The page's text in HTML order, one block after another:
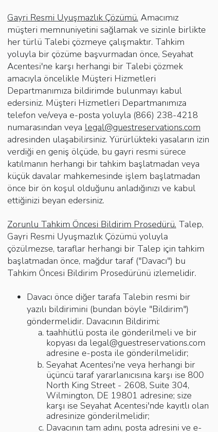
Gayri Resmi Uyuşmazlık Çözümü. Amacımız
müşteri memnuniyetini sağlamak ve sizinle birlikte
her türlü Talebi çözmeye çalışmaktır. Tahkim
yoluyla bir çözüme başvurmadan önce, Seyahat
Acentesi'ne karşı herhangi bir Talebi çözmek
amacıyla öncelikle Müşteri Hizmetleri
Departmanımıza bildirimde bulunmayı kabul
edersiniz. Müşteri Hizmetleri Departmanımıza
telefon ve/veya e-posta yoluyla (866) 238-4218
numarasından veya legal@guestreservations.com
adresinden ulaşabilirsiniz. Yürürlükteki yasaların izin
verdiği en geniş ölçüde, bu gayri resmi sürece
katılmanın herhangi bir tahkim başlatmadan veya
küçük davalar mahkemesinde işlem başlatmadan
önce bir ön koşul olduğunu anladığınızı ve kabul
ettiğinizi beyan edersiniz.
Zorunlu Tahkim Öncesi Bildirim Prosedürü. Talep,
Gayri Resmi Uyuşmazlık Çözümü yoluyla
çözülmezse, taraflar herhangi bir Talep için tahkim
başlatmadan önce, mağdur taraf ("Davacı") bu
Tahkim Öncesi Bildirim Prosedürünü izlemelidir.
Davacı önce diğer tarafa Talebin resmi bir
yazılı bildirimini (bundan böyle "Bildirim")
göndermelidir. Davacının Bildirimi:
taahhütlü posta ile gönderilmeli ve bir
kopyası da legal@guestreservations.com
adresine e-posta ile gönderilmelidir;
Seyahat Acentesi'ne veya herhangi bir
üçüncü taraf yararlanıcısına karşı ise 800
North King Street - 2608, Suite 304,
Wilmington, DE 19801 adresine; size
karşı ise Seyahat Acentesi'nde kayıtlı olan
adresinize gönderilmelidir;
Davacının tam adını, posta adresini ve e-